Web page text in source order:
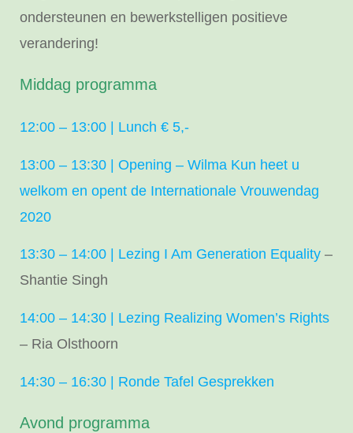
ondersteunen en bewerkstelligen positieve
verandering!
Middag programma
12:00 – 13:00 | Lunch € 5,-
13:00 – 13:30 | Opening – Wilma Kun heet u
welkom en opent de Internationale Vrouwendag
2020
13:30 – 14:00 | Lezing I Am Generation Equality –
Shantie Singh
14:00 – 14:30 | Lezing Realizing Women’s Rights
– Ria Olsthoorn
14:30 – 16:30 | Ronde Tafel Gesprekken
Avond programma